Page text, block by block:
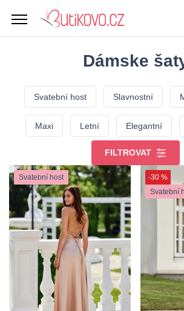
Dámske
Svatební host Slavnostní
Maxi Letní Elegantní
FILTROVAT
Svatební host
-30 %
Svatební